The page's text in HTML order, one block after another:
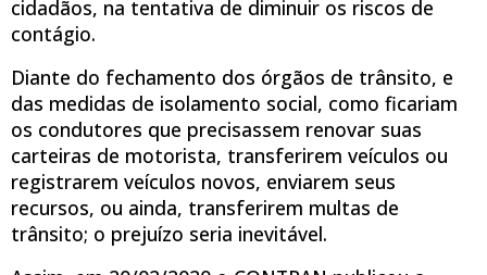
cidadãos, na tentativa de diminuir os riscos de
contágio.
Diante do fechamento dos órgãos de trânsito, e
das medidas de isolamento social, como ficariam
os condutores que precisassem renovar suas
carteiras de motorista, transferirem veículos ou
registrarem veículos novos, enviarem seus
recursos, ou ainda, transferirem multas de
trânsito; o prejuízo seria inevitável.